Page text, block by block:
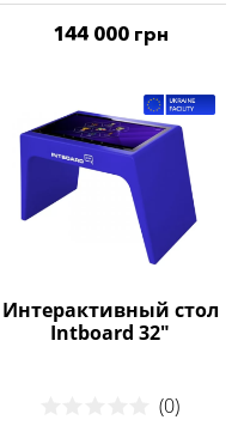
144 000 грн
Интерактивный стол
Intboard 32"
(0)